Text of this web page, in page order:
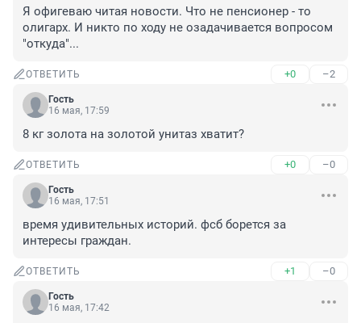
Я офигеваю читая новости. Что не пенсионер - то
олигарх. И никто по ходу не озадачивается вопросом
"откуда"...
ОТВЕТИТЬ +0 –2
Гость
16 мая, 17:59
8 кг золота на золотой унитаз хватит?
ОТВЕТИТЬ +0 –0
Гость
16 мая, 17:51
время удивительных историй. фсб борется за
интересы граждан.
ОТВЕТИТЬ +1 –0
Гость
16 мая, 17:42